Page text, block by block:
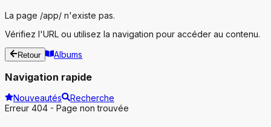
La page /app/ n'existe pas.
Vérifiez l'URL ou utilisez la navigation pour accéder au contenu.
Retour Albums
Navigation rapide
Nouveautés
Recherche
Erreur 404 - Page non trouvée